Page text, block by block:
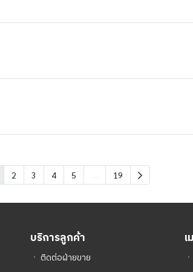
2 3 4 5 19
บริการลูกค้า
ㆍ ติดต่อฝ่ายขาย
ㆍ